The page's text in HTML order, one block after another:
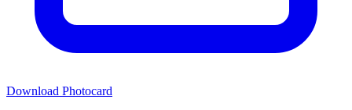
Download Photocard